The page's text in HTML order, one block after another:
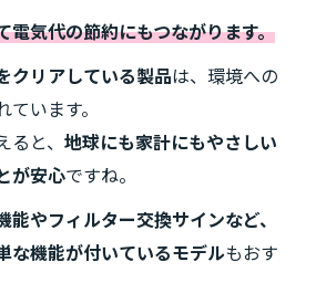
電気代の節約にもつながります。
クリアしている製品は、環境への
います。
と、 地球にも家計にもやさしい
が安心ですね。
能やフィルター交換サインなど、
な機能が付いているモデルもおす